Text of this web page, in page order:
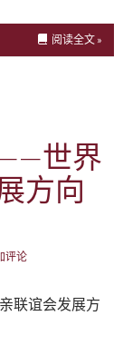
阅读全文 »
世界
方向
评论
联谊会发展方